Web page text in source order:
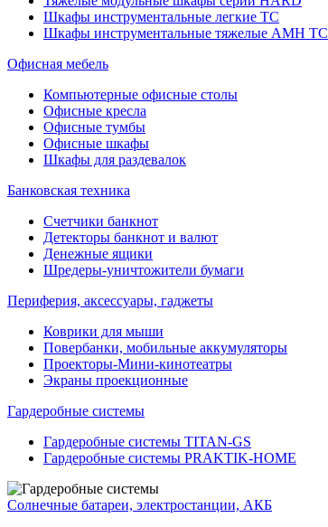
Шкафы инструментальные легкие ТС
Шкафы инструментальные тяжелые AMH TC
Офисная мебель
Компьютерные офисные столы
Офисные кресла
Офисные тумбы
Офисные шкафы
Шкафы для раздевалок
Банковская техника
Счетчики банкнот
Детекторы банкнот и валют
Денежные ящики
Шредеры-уничтожители бумаги
Периферия, аксессуары, гаджеты
Коврики для мыши
Повербанки, мобильные аккумуляторы
Проекторы-Мини-кинотеатры
Экраны проекционные
Гардеробные системы
Гардеробные системы TITAN-GS
Гардеробные системы PRAKTIK-HOME
Солнечные батареи, электростанции, АКБ